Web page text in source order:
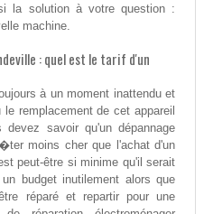
la solution à votre question :
machine.
: quel est le tarif d'un
à un moment inattendu et
remplacement de cet appareil
savoir qu'un dépannage
moins cher que l'achat d'un
peut-être si minime qu'il serait
budget inutilement alors que
réparé et repartir pour une